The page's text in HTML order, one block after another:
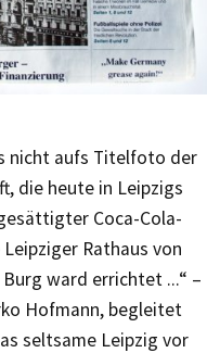
nicht aufs Titelfoto der
die heute in Leipzigs
Coca-Cola-
Rathaus von
Burg ward errichtet ...“ –
Hofmann, begleitet
seltsame Leipzig vor